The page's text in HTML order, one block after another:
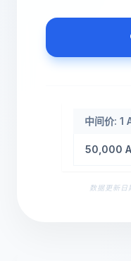
中间价: 1
50,000
数据更新日